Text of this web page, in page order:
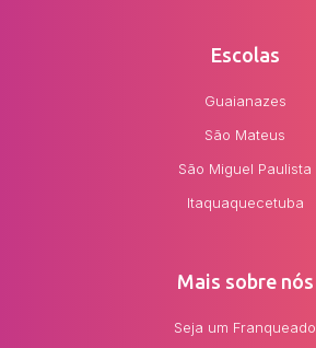
Escolas
Guaianazes
São Mateus
São Miguel Paulista
Itaquaquecetuba
Mais sobre nós
Seja um Franqueado